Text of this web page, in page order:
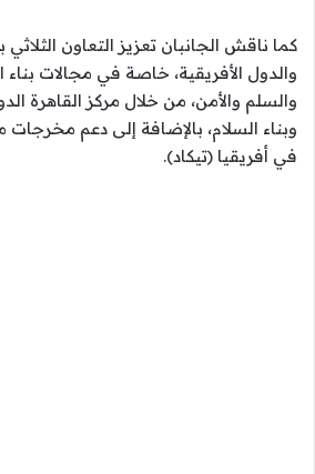
كما ناقش الجانبان تعزيز التعاون
والدول الأفريقية، خاصة في مجالات بناء
والسلم والأمن، من خلال مركز القاهرة
وبناء السلام، بالإضافة إلى دعم مخرجات
في أفريقيا (تيكاد).